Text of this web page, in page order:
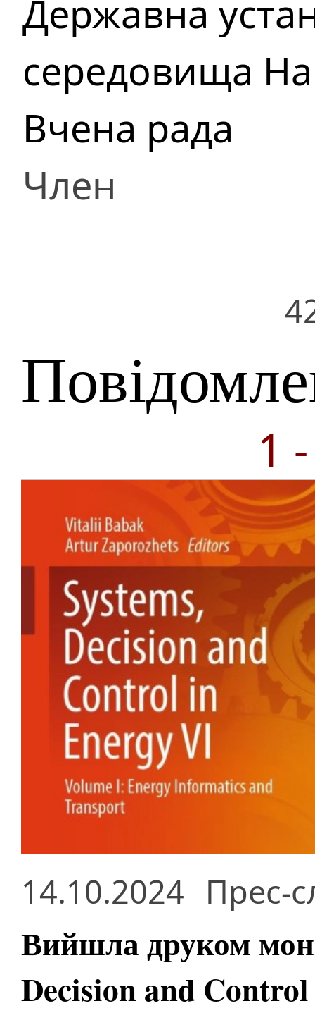
Державна
середовища
Вчена рада
Член
1
14.10.2024 Прес-
Вийшла друком
Decision and